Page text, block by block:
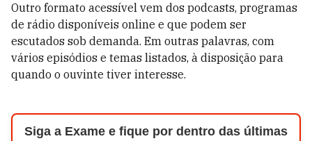
Outro formato acessível vem dos podcasts, programas
de rádio disponíveis online e que podem ser
escutados sob demanda. Em outras palavras, com
vários episódios e temas listados, à disposição para
quando o ouvinte tiver interesse.
Siga a Exame e fique por dentro das últimas